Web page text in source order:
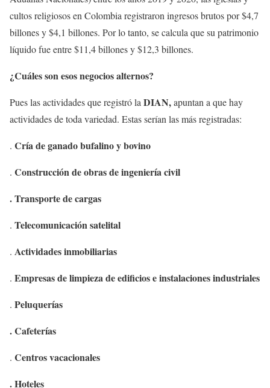
cultos religiosos en Colombia registraron ingresos brutos por $4,7
billones y $4,1 billones. Por lo tanto, se calcula que su patrimonio
líquido fue entre $11,4 billones y $12,3 billones.
¿Cuáles son esos negocios alternos?
Pues las actividades que registró la DIAN,apuntan a que hay
actividades de toda variedad. Estas serían las más registradas:
. Cría de ganado bufalino y bovino
. Construcción de obras de ingeniería civil
. Transporte de cargas
. Telecomunicación satelital
. Actividades inmobiliarias
. Empresas de limpieza de edificios e instalaciones industriales
. Peluquerías
. Cafeterías
. Centros vacacionales
. Hoteles